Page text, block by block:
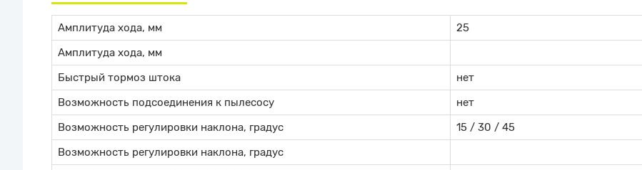
Амплитуда хода, мм
25
Амплитуда хода, мм
Быстрый тормоз штока
нет
Возможность подсоединения к пылесосу
нет
Возможность регулировки наклона, градус
15 / 30 / 45
Возможность регулировки наклона, градус